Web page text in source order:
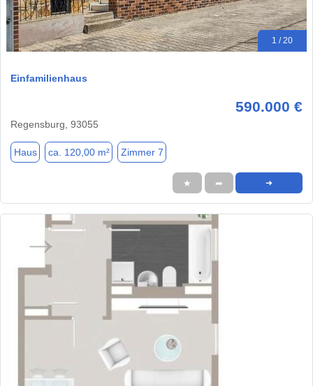
1 / 20
Einfamilienhaus
590.000 €
Regensburg, 93055
Haus ca. 120,00 m² Zimmer 7
★ ➦ ➜